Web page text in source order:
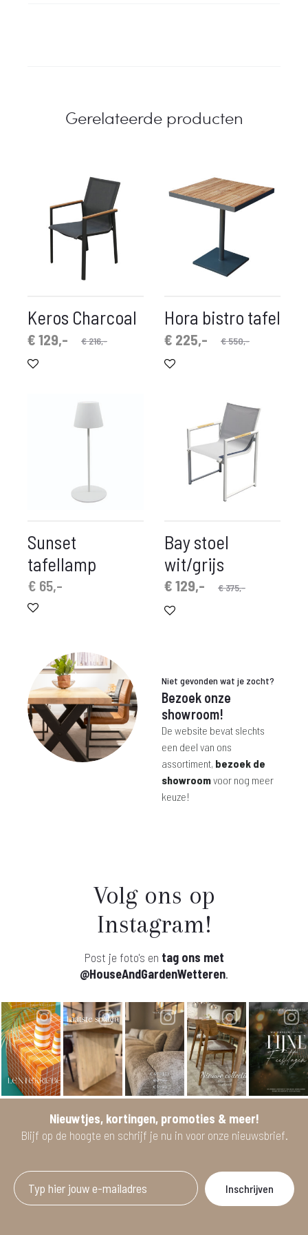
Gerelateerde producten
Keros Charcoal
€216,-
€129,-
prijs
Hora bistro tafel
€550,-
Oorspronkelijke
€ 225,-
Huidige
prijs
Sunset
tafellamp
€ 65,-
Bay stoel
wit/grijs
€375,-
Oorspronkelijke
€129,-
Huidige
prijs
Niet gevonden wat je zocht?
Bezoek onze
showroom!
De website bevat slechts
een deel van ons
assortiment, bezoek de
showroomvoor nog meer
keuze!
Volg ons op
Instagram!
Post je foto's en tag ons met
@HouseAndGardenWetteren.
Nieuwtjes, kortingen, promoties & meer!
Blijf op de hoogte en schrijf je nu in voor onze nieuwsbrief.